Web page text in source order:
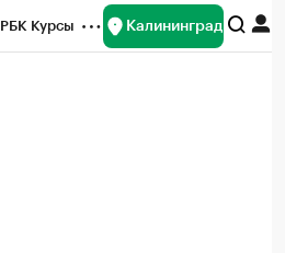
РБК Курсы Калининград